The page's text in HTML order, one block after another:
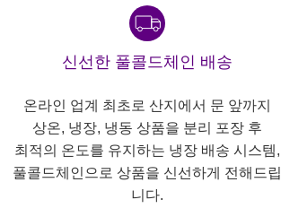
신선한 풀콜드체인 배송
온라인 업계 최초로 산지에서 문 앞까지
상온, 냉장, 냉동 상품을 분리 포장 후
최적의 온도를 유지하는 냉장 배송 시스템,
풀콜드체인으로 상품을 신선하게 전해드립
니다.